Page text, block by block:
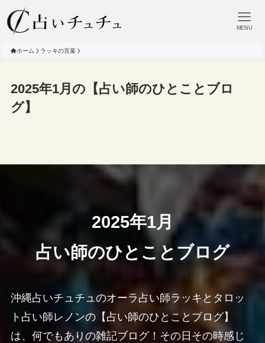
MENU
ホーム ラッキの言葉
2025年1月の【占い師のひとことブロ
グ】
2025年1月
占い師のひとことブログ
沖縄占いチュチュのオーラ占い師ラッキとタロッ
ト占い師レノンの【占い師のひとことブログ】
は、何でもありの雑記ブログ！その日その時感じ